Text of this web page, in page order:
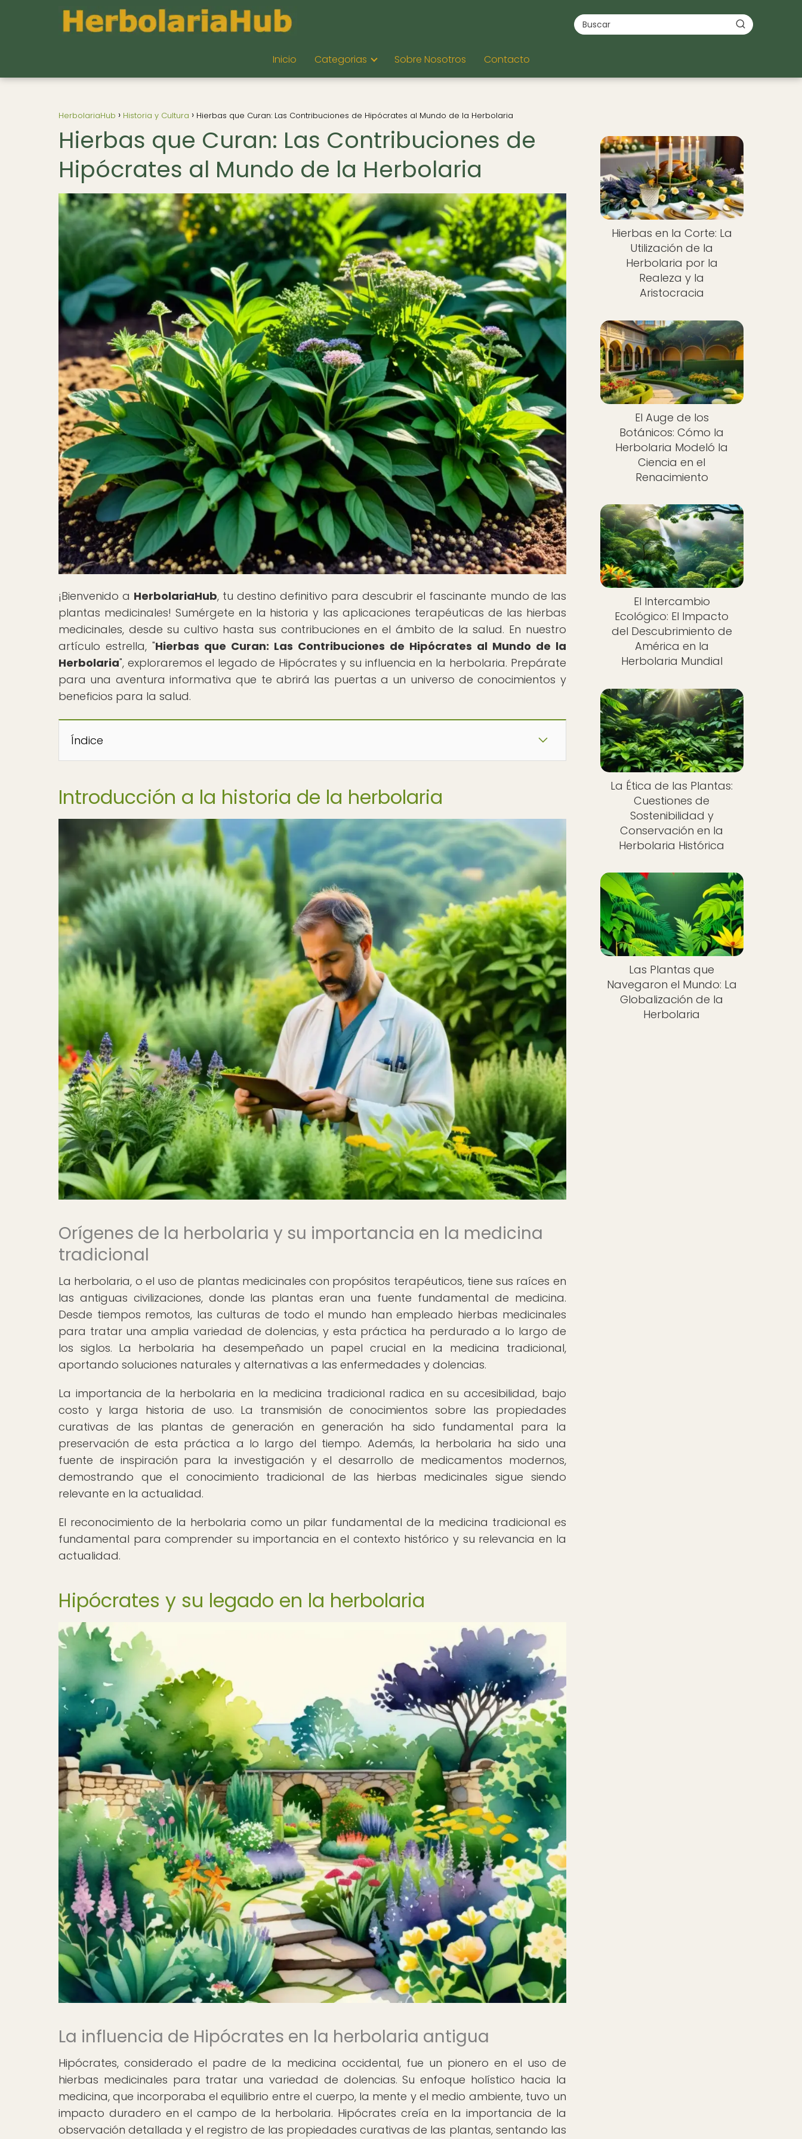
Inicio Categorias Sobre Nosotros Contacto
HerbolariaHub Historia y Cultura Hierbas que Curan: Las Contribuciones de Hipócrates al Mundo de la Herbolaria
Hierbas que Curan: Las Contribuciones de
Hipócrates al Mundo de la Herbolaria
¡Bienvenido a HerbolariaHub, tu destino definitivo para descubrir el fascinante mundo de las
plantas medicinales! Sumérgete en la historia y las aplicaciones terapéuticas de las hierbas
medicinales, desde su cultivo hasta sus contribuciones en el ámbito de la salud. En nuestro
artículo estrella, "Hierbas que Curan: Las Contribuciones de Hipócrates al Mundo de la
Herbolaria", exploraremos el legado de Hipócrates y su influencia en la herbolaria. Prepárate
para una aventura informativa que te abrirá las puertas a un universo de conocimientos y
beneficios para la salud.
Índice
Introducción a la historia de la herbolaria
Orígenes de la herbolaria y su importancia en la medicina
tradicional
La herbolaria, o el uso de plantas medicinales con propósitos terapéuticos, tiene sus raíces en
las antiguas civilizaciones, donde las plantas eran una fuente fundamental de medicina.
Desde tiempos remotos, las culturas de todo el mundo han empleado hierbas medicinales
para tratar una amplia variedad de dolencias, y esta práctica ha perdurado a lo largo de
los siglos. La herbolaria ha desempeñado un papel crucial en la medicina tradicional,
aportando soluciones naturales y alternativas a las enfermedades y dolencias.
La importancia de la herbolaria en la medicina tradicional radica en su accesibilidad, bajo
costo y larga historia de uso. La transmisión de conocimientos sobre las propiedades
curativas de las plantas de generación en generación ha sido fundamental para la
preservación de esta práctica a lo largo del tiempo. Además, la herbolaria ha sido una
fuente de inspiración para la investigación y el desarrollo de medicamentos modernos,
demostrando que el conocimiento tradicional de las hierbas medicinales sigue siendo
relevante en la actualidad.
El reconocimiento de la herbolaria como un pilar fundamental de la medicina tradicional es
fundamental para comprender su importancia en el contexto histórico y su relevancia en la
actualidad.
Hipócrates y su legado en la herbolaria
La influencia de Hipócrates en la herbolaria antigua
Hipócrates, considerado el padre de la medicina occidental, fue un pionero en el uso de
hierbas medicinales para tratar una variedad de dolencias. Su enfoque holístico hacia la
medicina, que incorporaba el equilibrio entre el cuerpo, la mente y el medio ambiente, tuvo un
impacto duradero en el campo de la herbolaria. Hipócrates creía en la importancia de la
observación detallada y el registro de las propiedades curativas de las plantas, sentando las
Hierbas en la Corte: La
Utilización de la
Herbolaria por la
Realeza y la
Aristocracia
El Auge de los
Botánicos: Cómo la
Herbolaria Modeló la
Ciencia en el
Renacimiento
El Intercambio
Ecológico: El Impacto
del Descubrimiento de
América en la
Herbolaria Mundial
La Ética de las Plantas:
Cuestiones de
Sostenibilidad y
Conservación en la
Herbolaria Histórica
Las Plantas que
Navegaron el Mundo: La
Globalización de la
Herbolaria